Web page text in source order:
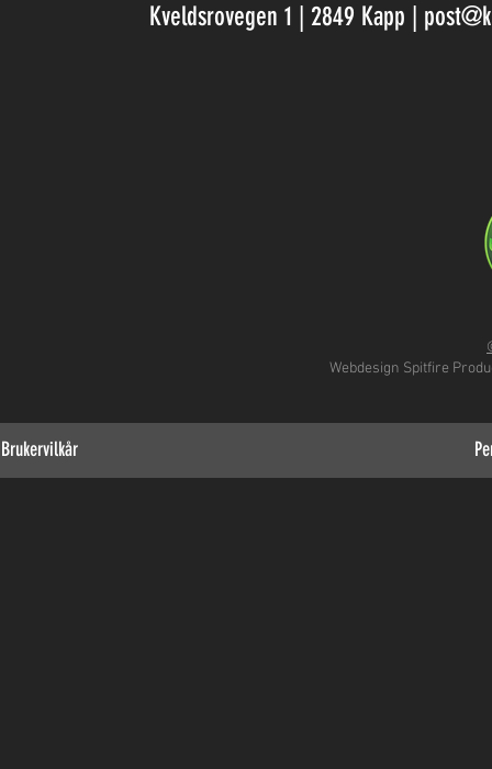
Kveldsrovegen 1 | 2849 Kapp |
Webdesign Spitfire
Brukervilkår